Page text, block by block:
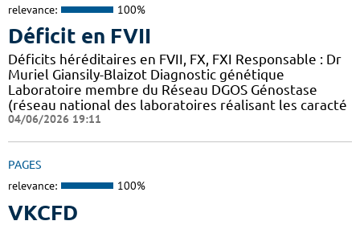
relevance: 100%
Déficit en FVII
Déficits héréditaires en FVII, FX, FXI Responsable : Dr
Muriel Giansily-Blaizot Diagnostic génétique
Laboratoire membre du Réseau DGOS Génostase
(réseau national des laboratoires réalisant les caracté
04/06/2026 19:11
PAGES
relevance: 100%
VKCFD